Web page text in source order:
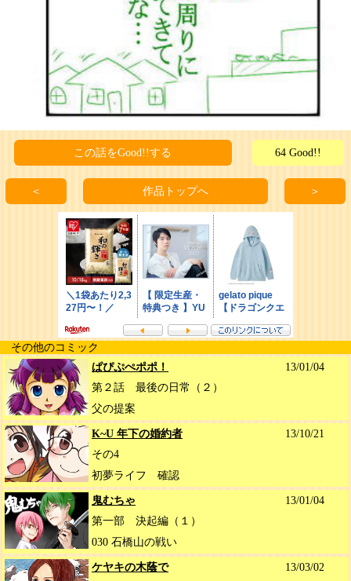
この話をGood!!する 64 Good!!
＜ 作品トップへ ＞
その他のコミック
ぱぴぷぺポポ！
13/01/04
第２話 最後の日常（２）
父の提案
K~U 年下の婚約者
13/10/21
その4
初夢ライフ 確認
鬼むちゃ
13/01/04
第一部 決起編（１）
030 石橋山の戦い
ケヤキの木蔭で 13/03/02